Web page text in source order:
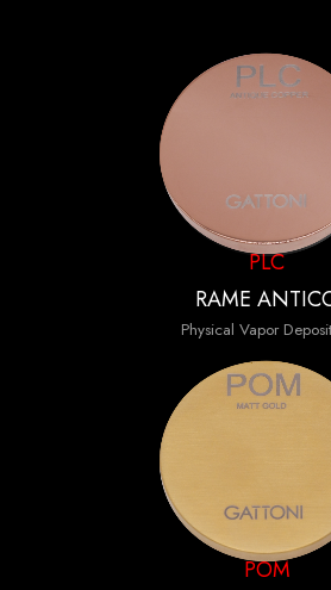
PLC
RAME
Physical Vapor
POM